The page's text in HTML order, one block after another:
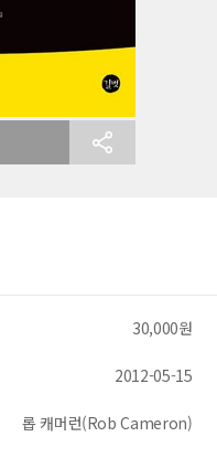
30,000원
2012-05-15
롭 캐머런(Rob Cameron)